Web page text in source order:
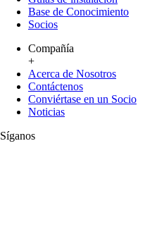
Base de Conocimiento
Socios
Compañía
+
Acerca de Nosotros
Contáctenos
Conviértase en un Socio
Noticias
Síganos